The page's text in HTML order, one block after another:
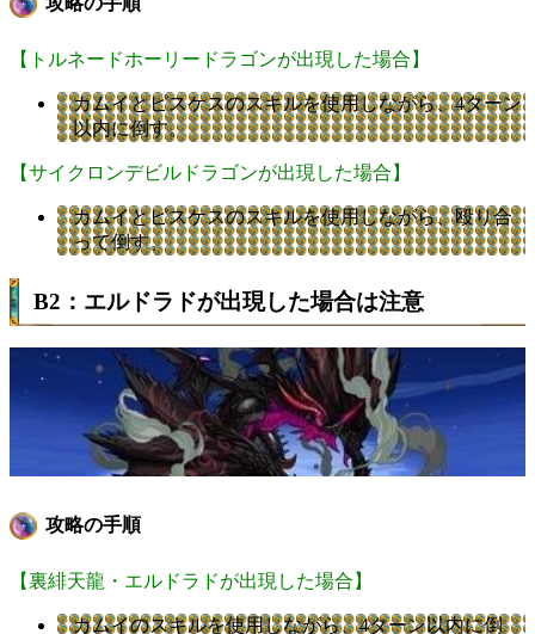
【トルネードホーリードラゴンが出現した場合】
カムイとピスケスのスキルを使用しながら、4ターン
以内に倒す。
【サイクロンデビルドラゴンが出現した場合】
カムイとピスケスのスキルを使用しながら、殴り合
って倒す。
B2：エルドラドが出現した場合は注意
攻略の手順
【裏緋天龍・エルドラドが出現した場合】
カムイのスキルを使用しながら、4ターン以内に倒